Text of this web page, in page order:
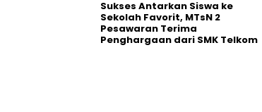
Sukses Antarkan Siswa ke
Sekolah Favorit, MTsN 2
Pesawaran Terima
Penghargaan dari SMK Telkom